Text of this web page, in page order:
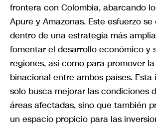
frontera con Colombia, abarcando
Apure y Amazonas. Este esfuerzo
dentro de una estrategia más
fomentar el desarrollo económico y
regiones, así como para promover
binacional entre ambos países.
solo busca mejorar las condiciones
áreas afectadas, sino que también
un espacio propicio para las